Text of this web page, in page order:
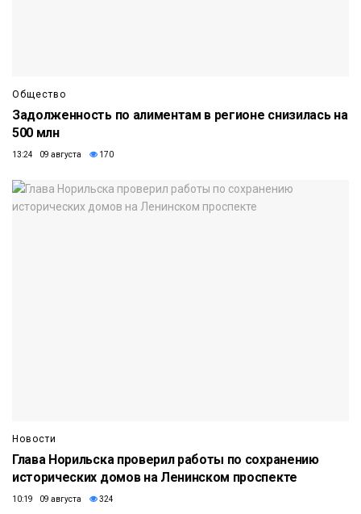
Общество
Задолженность по алиментам в регионе снизилась на
500 млн
13:24 09 августа 170
Новости
Глава Норильска проверил работы по сохранению
исторических домов на Ленинском проспекте
10:19 09 августа 324